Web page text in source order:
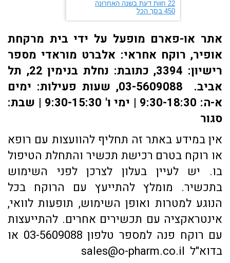
אתר או-פארם מופעל על ידי בית מרקחת
אופיר, רוקח אחראי: אלברט מוראדי מספר
רישיון: 3394, כתובת: ​נחלת בנימין 22, תל
אביב. 03-5609088, שעות פעילות: ימים
א-ה: 9:30-18:30 | ימי ו' 9:30-15:30 | שבת:
סגור
אין במידע באתר זה תחליף להוועצות עם רופא
או רוקח בטרם רכישת תכשיר והתחלת הטיפול
בו. יש לעיין בעלון לצרכן לפני השימוש
בתכשיר. מומלץ להתייעץ עם הרוקח בכל
הנוגע למטרות ואופן השימוש, תופעות לוואי,
אינטראקציה עם תכשירים אחרים. להתייעצות
עם רוקח פנה למספר טלפון 03-5609088 או
בדוא"ל sales@o-pharm.co.il